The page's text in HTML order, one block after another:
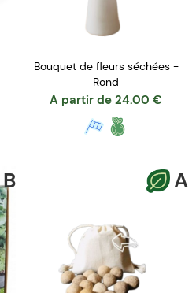
Bouquet de fleurs séchées -
Rond
A partir de 24.00 €
B A